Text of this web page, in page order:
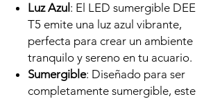
Luz Azul : El LED sumergible DEE
T5 emite una luz azul vibrante,
perfecta para crear un ambiente
tranquilo y sereno en tu acuario.
Sumergible: Diseñado para ser
completamente sumergible, este